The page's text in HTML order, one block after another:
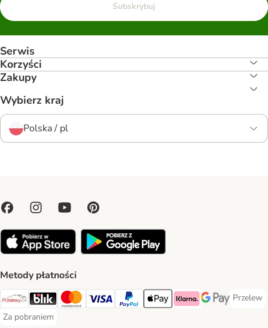
Subskrybuj
Serwis
Korzyści
Zakupy
Wybierz kraj
Polska / pl
Metody płatności
Przelewy24 Payment Method
Blik Payment Method
MasterCard Payment Method
Visa Payment Method
PayPal Payment Method
Apple Pay Payment Method
Klarna Payment Method
Google Pay
Przelew
Przelew
Za pobraniem
Za pobraniem Payment Method